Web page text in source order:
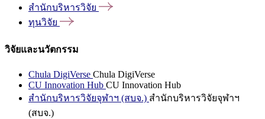
สำนักบริหารวิจัย
ทุนวิจัย
วิจัยและนวัตกรรม
Chula DigiVerse Chula DigiVerse
CU Innovation Hub CU Innovation Hub
สำนักบริหารวิจัยจุฬาฯ (สบจ.) สำนักบริหารวิจัยจุฬาฯ
(สบจ.)